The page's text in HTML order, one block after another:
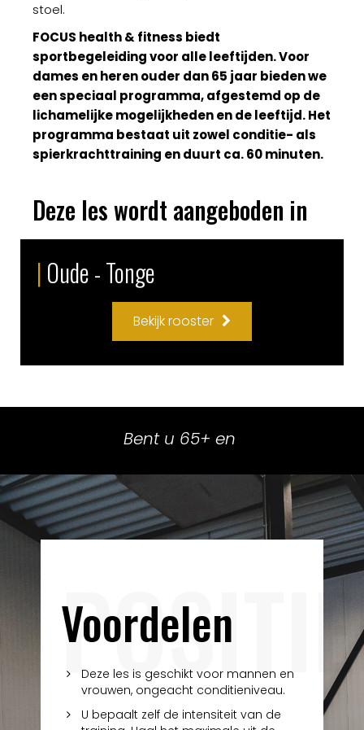
stoel.
FOCUS health & fitness biedt
sportbegeleiding voor alle leeftijden. Voor
dames en heren ouder dan 65 jaar bieden we
een speciaal programma, afgestemd op de
lichamelijke mogelijkheden en de leeftijd. Het
programma bestaat uit zowel conditie- als
spierkrachttraining en duurt ca. 60 minuten.
Deze les wordt aangeboden in
| Oude - Tonge
Bekijk rooster
ent u 6 5+ en w
Voordelen
Deze les is geschikt voor mannen en
vrouwen, ongeacht conditieniveau.
U bepaalt zelf de intensiteit van de